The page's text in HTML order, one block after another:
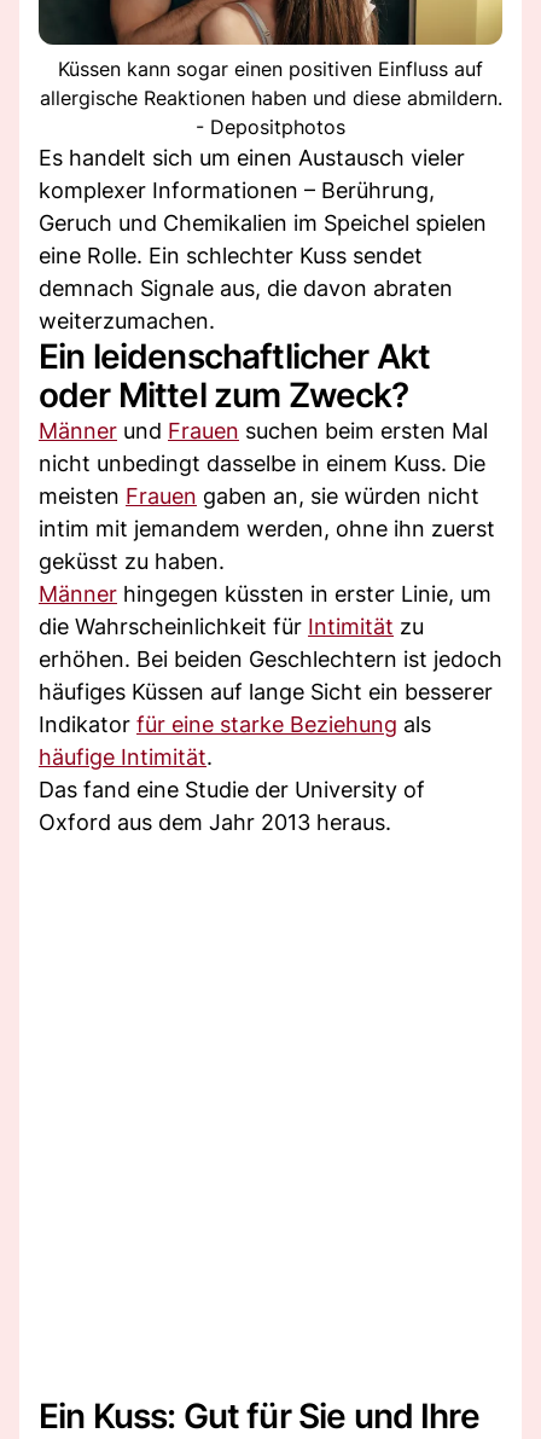
Küssen kann sogar einen positiven Einfluss auf
allergische Reaktionen haben und diese abmildern.
- Depositphotos
Es handelt sich um einen Austausch vieler
komplexer Informationen – Berührung,
Geruch und Chemikalien im Speichel spielen
eine Rolle. Ein schlechter Kuss sendet
demnach Signale aus, die davon abraten
weiterzumachen.
Ein leidenschaftlicher Akt
oder Mittel zum Zweck?
Männer und Frauen suchen beim ersten Mal
nicht unbedingt dasselbe in einem Kuss. Die
meisten Frauen gaben an, sie würden nicht
intim mit jemandem werden, ohne ihn zuerst
geküsst zu haben.
Männer hingegen küssten in erster Linie, um
die Wahrscheinlichkeit für Intimität zu
erhöhen. Bei beiden Geschlechtern ist jedoch
häufiges Küssen auf lange Sicht ein besserer
Indikator für eine starke Beziehung als
häufige Intimität.
Das fand eine Studie der University of
Oxford aus dem Jahr 2013 heraus.
Ein Kuss: Gut für Sie und Ihre